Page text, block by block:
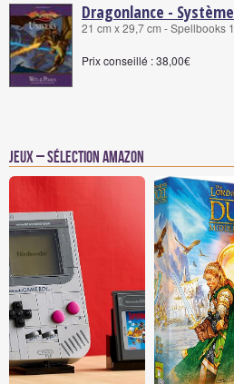
Dragonlance -
21 cm x 29,7 cm - Spellbooks
Prix conseillé : 38,00€
Jeux – Sélection Amazon